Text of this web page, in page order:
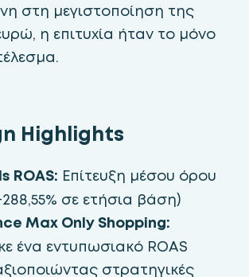
στη μεγιστοποίηση της
η επιτυχία ήταν το μόνο
Highlights
ROAS: Επίτευξη μέσου όρου
σε ετήσια βάση)
Max Only Shopping:
ένα εντυπωσιακό ROAS
στρατηγικές